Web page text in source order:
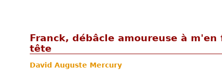
Franck, débâcle amoureuse à
tête
David Auguste Mercury